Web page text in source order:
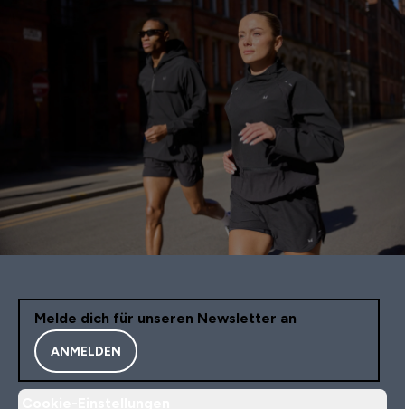
Melde dich für unseren Newsletter an
ANMELDEN